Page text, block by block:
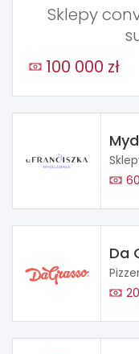
Sklepy
100 000 zł
Da